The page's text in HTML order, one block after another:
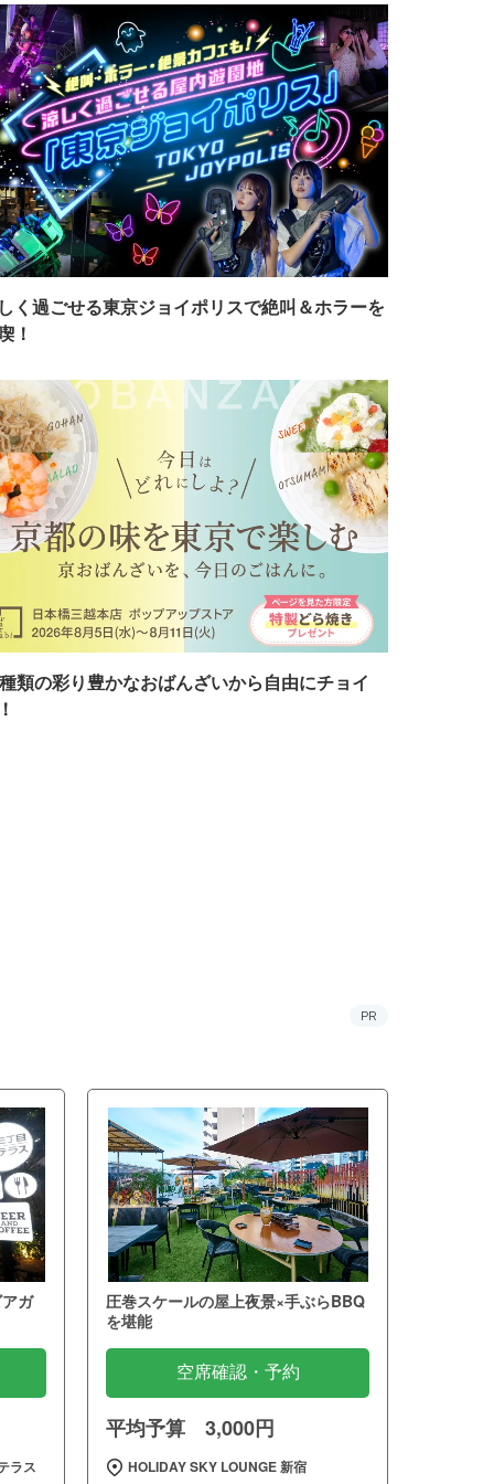
く過ごせる東京ジョイポリスで絶叫＆ホラーを
！
類の彩り豊かなおばんざいから自由にチョイ
PR
ガ
ラス
圧巻スケールの屋上夜景×手ぶらBBQ
を堪能
空席確認・予約
平均予算 3,000円
HOLIDAY SKY LOUNGE 新宿